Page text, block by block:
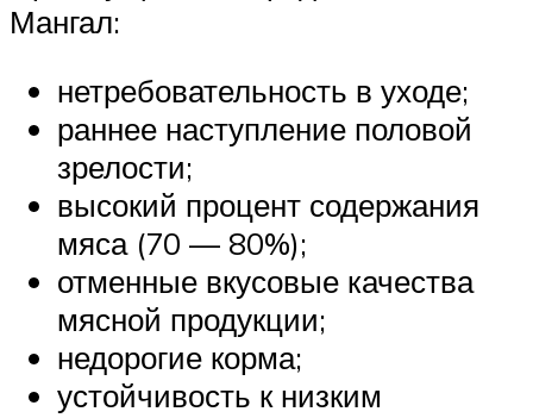
Мангал:
нетребовательность в уходе;
раннее наступление половой
зрелости;
высокий процент содержания
мяса (70 — 80%);
отменные вкусовые качества
мясной продукции;
недорогие корма;
устойчивость к низким